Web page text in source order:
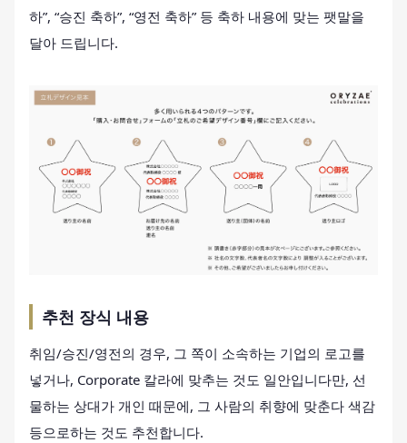
하”, “승진 축하”, “영전 축하” 등 축하 내용에 맞는 팻말을
달아 드립니다.
추천 장식 내용
취임/승진/영전의 경우, 그 쪽이 소속하는 기업의 로고를
넣거나, Corporate 칼라에 맞추는 것도 일안입니다만, 선
물하는 상대가 개인 때문에, 그 사람의 취향에 맞춘다 색감
등으로하는 것도 추천합니다.